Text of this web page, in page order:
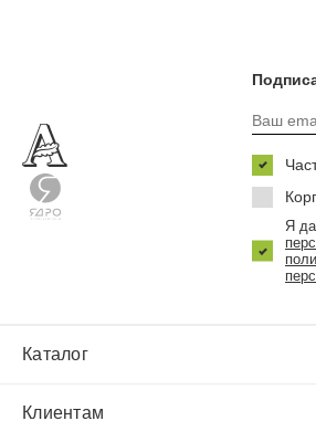
Каталог
Клиентам
Я